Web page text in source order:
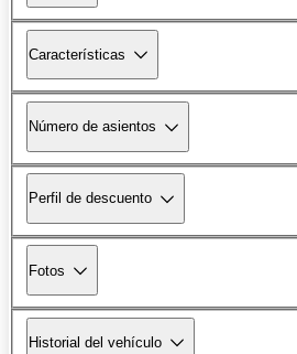
Características
Número de asientos
Perfil de descuento
Fotos
Historial del vehículo